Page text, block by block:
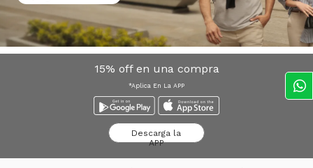
15% off en una compra
*Aplica En La APP
Descarga la
APP